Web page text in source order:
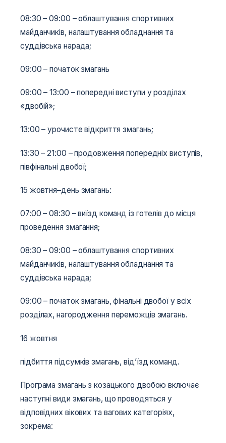
08:30 – 09:00 – облаштування спортивних
майданчиків, налаштування обладнання та
суддівська нарада;
09:00 – початок змагань
09:00 – 13:00 – попередні виступи у розділах
«двобій»;
13:00 – урочисте відкриття змагань;
13:30 – 21:00 – продовження попередніх виступів,
півфінальні двобої;
15 жовтня–день змагань:
07:00 – 08:30 – виїзд команд із готелів до місця
проведення змагання;
08:30 – 09:00 – облаштування спортивних
майданчиків, налаштування обладнання та
суддівська нарада;
09:00 – початок змагань, фінальні двобої у всіх
розділах, нагородження переможців змагань.
16 жовтня
підбиття підсумків змагань, від’їзд команд.
Програма змагань з козацького двобою включає
наступні види змагань, що проводяться у
відповідних вікових та вагових категоріях,
зокрема: